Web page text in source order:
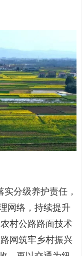
分级养护责任，
网络，持续提升
村公路路面技术
网筑牢乡村振兴